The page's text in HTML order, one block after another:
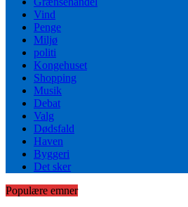
Vind
Penge
Miljø
politi
Kongehuset
Shopping
Musik
Debat
Valg
Dødsfald
Haven
Byggeri
Det sker
Populære emner